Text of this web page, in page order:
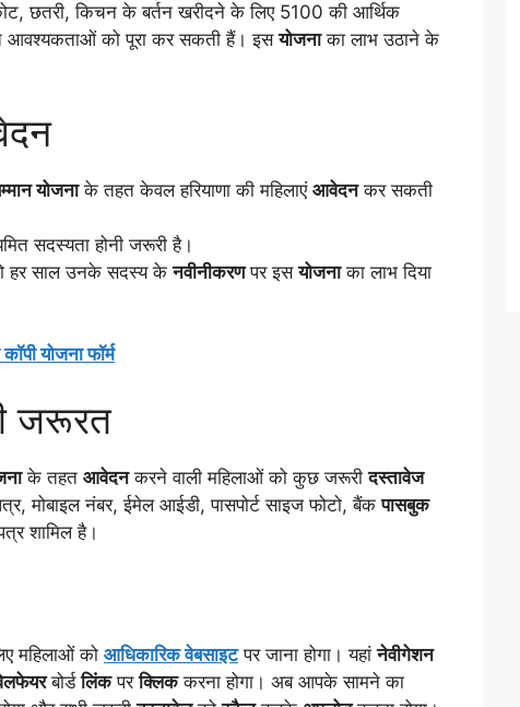
छतरी, किचन के बर्तन खरीदने के लिए 5100 की आर्थिक
आवश्यकताओं को पूरा कर सकती हैं। इसयोजनाका लाभ उठाने के
योजनाके तहत केवल हरियाणा की महिलाएं आवेदनकर सकती
सदस्यता होनी जरूरी है।
हर साल उनके सदस्य केनवीनीकरणपर इसयोजनाका लाभ दिया
योजना फॉर्म
जरूरत
के तहत आवेदनकरने वाली महिलाओं को कुछ जरूरीदस्तावेज
मोबाइल नंबर, ईमेल आईडी, पासपोर्ट साइज फोटो, बैंकपासबुक
शामिल है।
महिलाओं को आधिकारिक वेबसाइटपर जाना होगा। यहांनेवीगेशन
बोर्डलिंकपरक्लिककरना होगा। अब आपके सामने का